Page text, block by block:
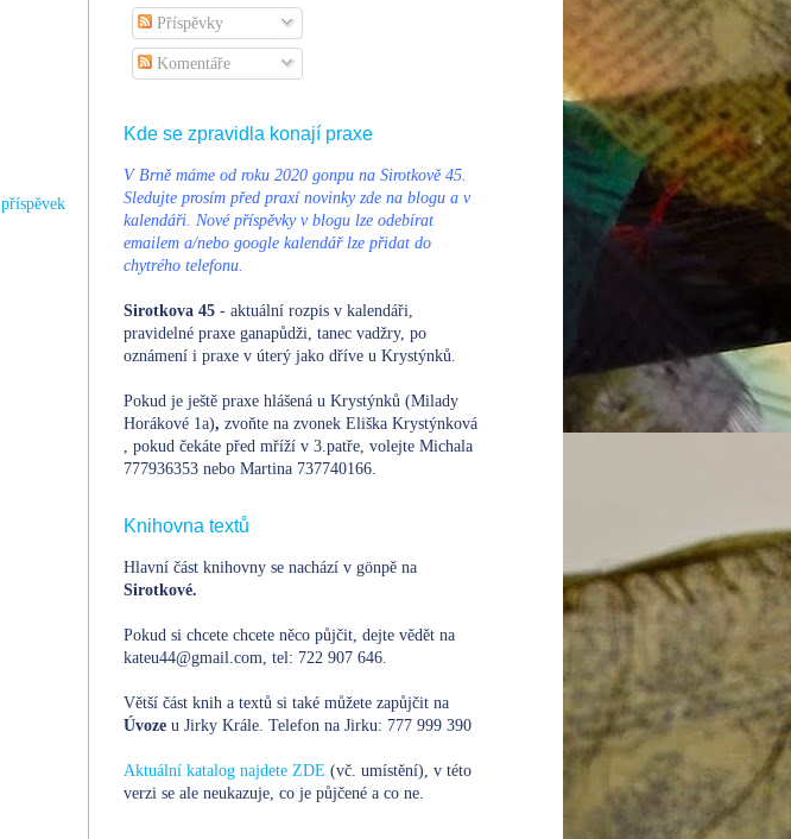
Příspěvky
Komentáře
Kde se zpravidla konají praxe
V Brně máme od roku 2020 gonpu na Sirotkově 45.
Sledujte prosím před praxí novinky zde na blogu a v
kalendáři. Nové příspěvky v blogu lze odebírat
emailem a/nebo google kalendář lze přidat do
chytrého telefonu.
Sirotkova 45 - aktuální rozpis v kalendáři,
pravidelné praxe ganapůdži, tanec vadžry, po
oznámení i praxe v úterý jako dříve u Krystýnků.
Pokud je ještě praxe hlášená u Krystýnků (Milady
Horákové 1a), zvoňte na zvonek Eliška Krystýnková
, pokud čekáte před mříží v 3.patře, volejte Michala
777936353 nebo Martina 737740166.
Knihovna textů
Hlavní část knihovny se nachází v gönpě na
Sirotkové.
Pokud si chcete chcete něco půjčit, dejte vědět na
kateu44@gmail.com, tel: 722 907 646.
Větší část knih a textů si také můžete zapůjčit na
Úvoze u Jirky Krále. Telefon na Jirku: 777 999 390
Aktuální katalog najdete ZDE (vč. umístění), v této
verzi se ale neukazuje, co je půjčené a co ne.